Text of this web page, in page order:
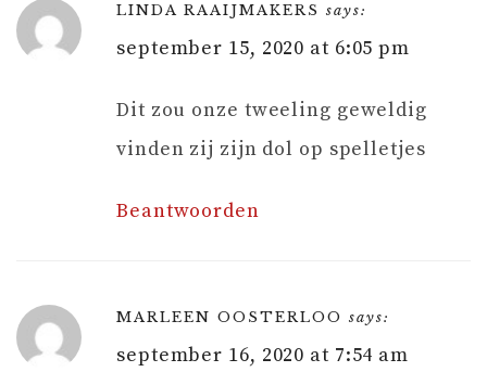
LINDA RAAIJMAKERS says:
september 15, 2020 at 6:05 pm
Dit zou onze tweeling geweldig
vinden zij zijn dol op spelletjes
Beantwoorden
MARLEEN OOSTERLOO says:
september 16, 2020 at 7:54 am